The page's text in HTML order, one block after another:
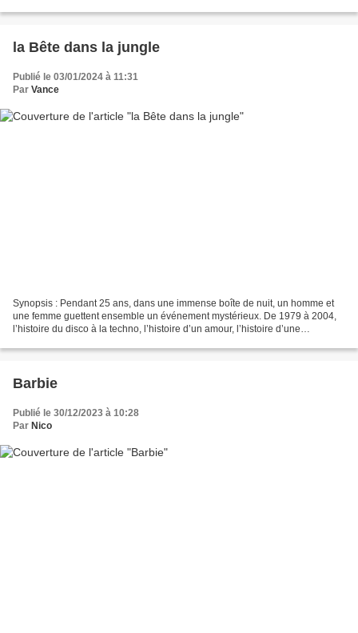
la Bête dans la jungle
Publié le 03/01/2024 à 11:31
Par Vance
Synopsis : Pendant 25 ans, dans une immense boîte de nuit, un homme et
une femme guettent ensemble un événement mystérieux. De 1979 à 2004,
l’histoire du disco à la techno, l’histoire d’un amour, l’histoire d’une
Barbie
Publié le 30/12/2023 à 10:28
Par Nico